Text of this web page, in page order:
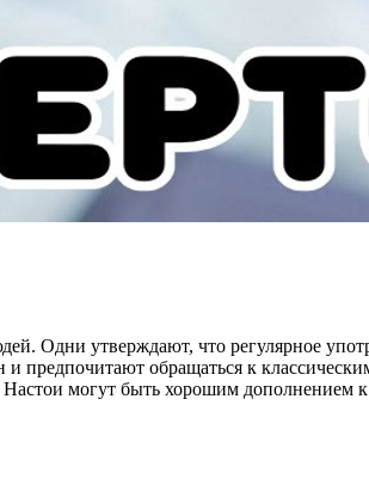
Одни утверждают, что регулярное
и предпочитают обращаться к
Настои могут быть хорошим дополнением